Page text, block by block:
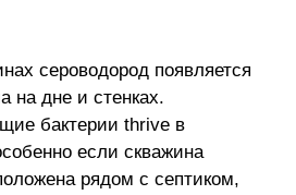
сероводород появляется
на дне и стенках.
бактерии thrive в
если скважина
рядом с септиком,